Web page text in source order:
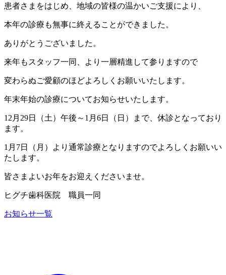
患者さまをはじめ、地域の皆様の温かいご支援により、
本年の診療も無事に終えることができました。
ありがとうございました。
来年もスタッフ一同、より一層精進して参りますので
変わらぬご愛顧のほどよろしくお願いいたします。
年末年始の診療についてお知らせいたします。
12月29日（土）午後～1月6日（日）まで、休診となっており
ます。
1月7日（月）より通常診療となりますのでよろしくお願いい
たします。
皆さまよいお年をお迎えくださいませ。
ヒグチ歯科医院 職員一同
お知らせ一覧